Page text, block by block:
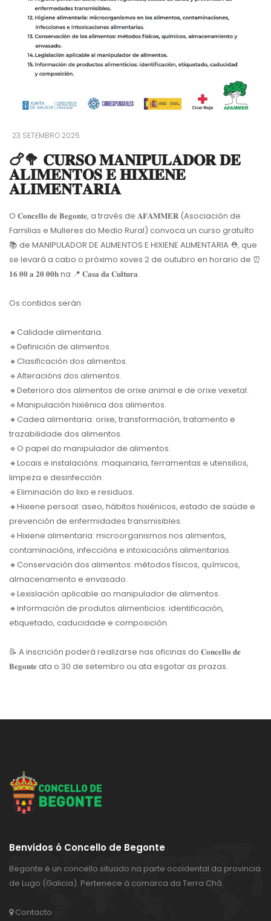
23 SETEMBRO 2025
🍗🥦 𝐂𝐔𝐑𝐒𝐎 𝐌𝐀𝐍𝐈𝐏𝐔𝐋𝐀𝐃𝐎𝐑 𝐃𝐄
𝐀𝐋𝐈𝐌𝐄𝐍𝐓𝐎𝐒 𝐄 𝐇𝐈𝐗𝐈𝐄𝐍𝐄
𝐀𝐋𝐈𝐌𝐄𝐍𝐓𝐀𝐑𝐈𝐀
O 𝐂𝐨𝐧𝐜𝐞𝐥𝐥𝐨 𝐝𝐞 𝐁𝐞𝐠𝐨𝐧𝐭𝐞, a través de 𝐀𝐅𝐀𝐌𝐌𝐄𝐑 (Asociación de
Familias e Mulleres do Medio Rural) convoca un curso gratuíto
📚 de MANIPULADOR DE ALIMENTOS E HIXIENE ALIMENTARIA ⛑, que
se levará a cabo o próximo xoves 2 de outubro en horario de ⏰
𝟏𝟔.𝟎𝟎 𝐚 𝟐𝟎.𝟎𝟎𝐡 na 📍 𝐂𝐚𝐬𝐚 𝐝𝐚 𝐂𝐮𝐥𝐭𝐮𝐫𝐚.
Os contidos serán:
🔸Calidade alimentaria.
🔹Definición de alimentos.
🔸Clasificación dos alimentos.
🔹Alteracións dos alimentos.
🔸Deterioro dos alimentos de orixe animal e de orixe vexetal.
🔹Manipulación hixiénica dos alimentos.
🔸Cadea alimentaria: orixe, transformación, tratamento e
trazabilidade dos alimentos.
🔹O papel do manipulador de alimentos.
🔸Locais e instalacións: maquinaria, ferramentas e utensilios,
limpeza e desinfección.
🔹Eliminación do lixo e residuos.
🔸Hixiene persoal: aseo, hábitos hixiénicos, estado de saúde e
prevención de enfermidades transmisibles.
🔹Hixiene alimentaria: microorganismos nos alimentos,
contaminacións, infeccións e intoxicacións alimentarias.
🔸Conservación dos alimentos: métodos físicos, químicos,
almacenamento e envasado.
🔹Lexislación aplicable ao manipulador de alimentos.
🔸Información de produtos alimenticios: identificación,
etiquetado, caducidade e composición.
📝 A inscrición poderá realizarse nas oficinas do 𝐂𝐨𝐧𝐜𝐞𝐥𝐥𝐨 𝐝𝐞
𝐁𝐞𝐠𝐨𝐧𝐭𝐞 ata o 30 de setembro ou ata esgotar as prazas.
Benvidos ó Concello de Begonte
Begonte é un concello situado na parte occidental da provincia
de Lugo (Galicia). Pertenece á comarca da Terra Chá.
Contacto